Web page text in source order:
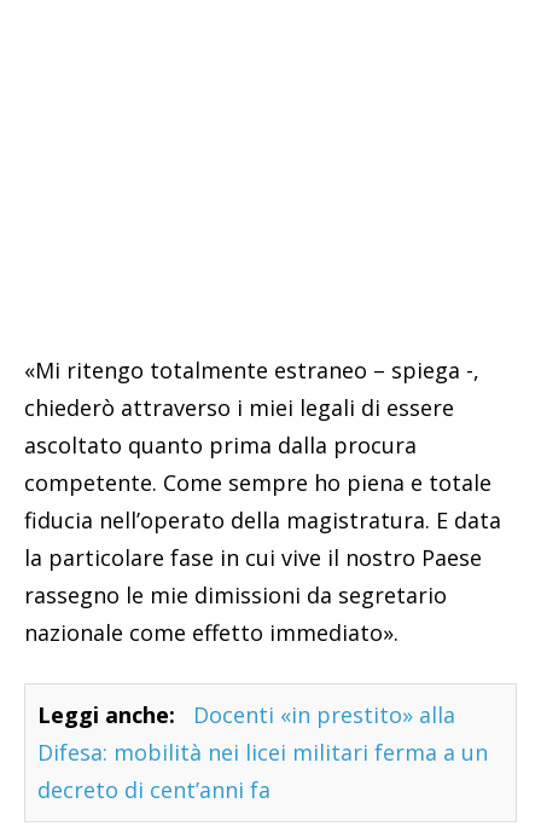
«Mi ritengo totalmente estraneo – spiega -,
chiederò attraverso i miei legali di essere
ascoltato quanto prima dalla procura
competente. Come sempre ho piena e totale
fiducia nell’operato della magistratura. E data
la particolare fase in cui vive il nostro Paese
rassegno le mie dimissioni da segretario
nazionale come effetto immediato».
Leggi anche:
Docenti «in prestito» alla
Difesa: mobilità nei licei militari ferma a un
decreto di cent’anni fa